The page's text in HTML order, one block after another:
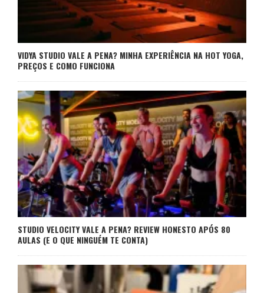
VIDYA STUDIO VALE A PENA? MINHA EXPERIÊNCIA NA HOT YOGA,
PREÇOS E COMO FUNCIONA
STUDIO VELOCITY VALE A PENA? REVIEW HONESTO APÓS 80
AULAS (E O QUE NINGUÉM TE CONTA)